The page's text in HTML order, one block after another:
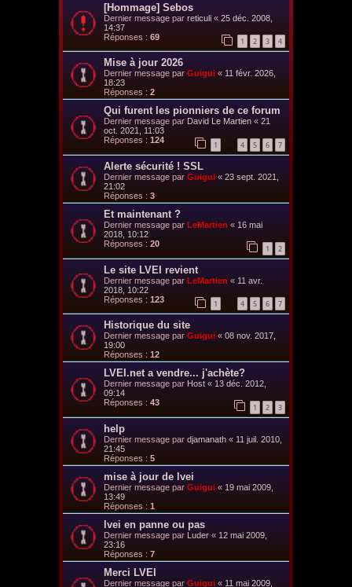
[Hommage] Sebos
Dernier message par reticuli « 25 déc. 2008,
14:37
Réponses : 69 1 2 3 4
Mise à jour 2026
Dernier message par Guigui « 11 févr. 2026,
18:23
Réponses : 2
Qui furent les pionniers de ce forum
Dernier message par David Le Martien « 21
oct. 2021, 11:03
Réponses : 124 1 4 5 6 7
Alerte sécurité ! SSL
Dernier message par Guigui « 23 sept. 2021,
21:02
Réponses : 3
Et maintenant ?
Dernier message par LeMartien « 16 mai
2018, 10:12
Réponses : 20 1 2
Le site LVEI revient
Dernier message par LeMartien « 11 avr.
2018, 10:22
Réponses : 123 1 4 5 6 7
Historique du site
Dernier message par Guigui « 08 nov. 2017,
19:00
Réponses : 12
LVEI.net a vendre... j'achète?
Dernier message par Host « 13 déc. 2012,
09:14
Réponses : 43 1 2 3
help
Dernier message par djamanath « 11 juil. 2010,
21:45
Réponses : 5
mise à jour de lvei
Dernier message par Guigui « 19 mai 2009,
13:49
Réponses : 1
lvei en panne ou pas
Dernier message par Luder « 12 mai 2009,
23:16
Réponses : 7
Merci LVEI
Dernier message par Guigui « 11 mai 2009,